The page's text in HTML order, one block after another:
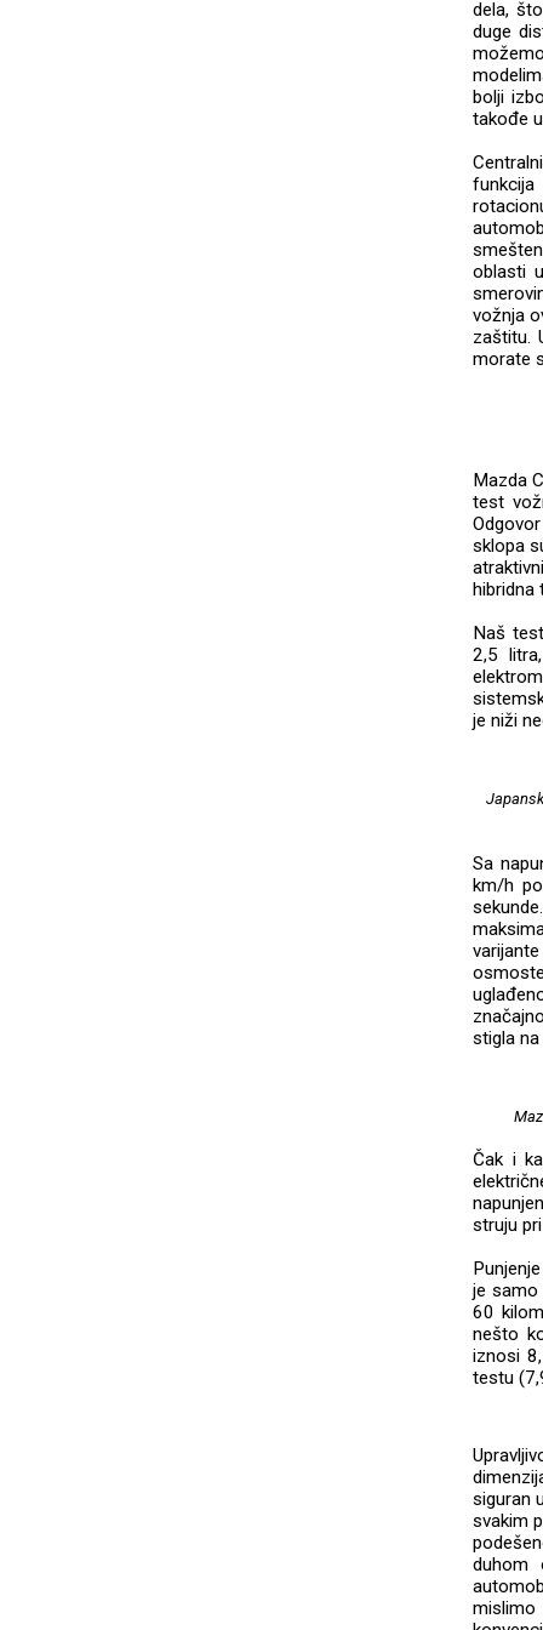
dela,
duge
bolji
takođe
oblasti
vožnja
zaštitu.
morate
Mazda
test
sklopa
hibridna
Naš
2,5
je niži
Sa
km/h
stigla
Čak i
struju
je samo
60
nešto
iznosi
testu
siguran
svakim
duhom